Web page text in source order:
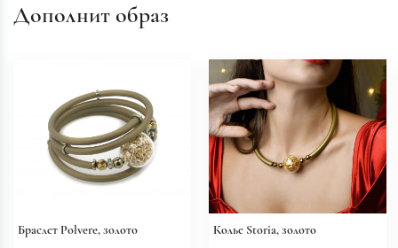
Дополнит образ
Браслет Polvere, золото Колье Storia, золото